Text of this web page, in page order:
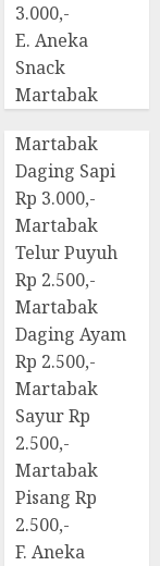
3.000,-
E. Aneka
Snack
Martabak
Martabak
Daging Sapi
Rp 3.000,-
Martabak
Telur Puyuh
Rp 2.500,-
Martabak
Daging Ayam
Rp 2.500,-
Martabak
Sayur Rp
2.500,-
Martabak
Pisang Rp
2.500,-
F. Aneka